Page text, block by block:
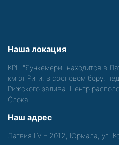
Наша локация
КРЦ "Яункемери" находится в
км от Риги, в сосновом бору,
Рижского залива. Центр
Слока.
Наш адрес
Латвия LV – 2012, Юрмала, ул.